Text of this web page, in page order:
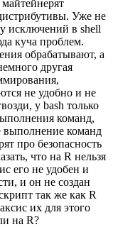
Уже не
исключений в shell
куча проблем.
обрабатывают, а
другая
не удобно и не
у bash только
команд,
выполнение команд
про безопасность
что на R нельзя
его не удобен и
и он не создан
так же как R
их для этого
на R?